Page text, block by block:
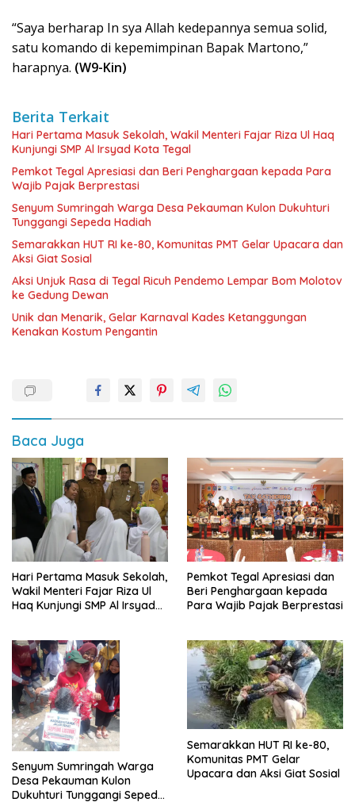
“Saya berharap In sya Allah kedepannya semua solid,
satu komando di kepemimpinan Bapak Martono,”
harapnya. (W9-Kin)
Berita Terkait
Hari Pertama Masuk Sekolah, Wakil Menteri Fajar Riza Ul Haq
Kunjungi SMP Al Irsyad Kota Tegal
Pemkot Tegal Apresiasi dan Beri Penghargaan kepada Para
Wajib Pajak Berprestasi
Senyum Sumringah Warga Desa Pekauman Kulon Dukuhturi
Tunggangi Sepeda Hadiah
Semarakkan HUT RI ke-80, Komunitas PMT Gelar Upacara dan
Aksi Giat Sosial
Aksi Unjuk Rasa di Tegal Ricuh Pendemo Lempar Bom Molotov
ke Gedung Dewan
Unik dan Menarik, Gelar Karnaval Kades Ketanggungan
Kenakan Kostum Pengantin
Baca Juga
Hari Pertama Masuk Sekolah,
Wakil Menteri Fajar Riza Ul
Haq Kunjungi SMP Al Irsyad
Pemkot Tegal Apresiasi dan
Beri Penghargaan kepada
Para Wajib Pajak Berprestasi
Senyum Sumringah Warga
Desa Pekauman Kulon
Dukuhturi Tunggangi Sepeda
Semarakkan HUT RI ke-80,
Komunitas PMT Gelar
Upacara dan Aksi Giat Sosial